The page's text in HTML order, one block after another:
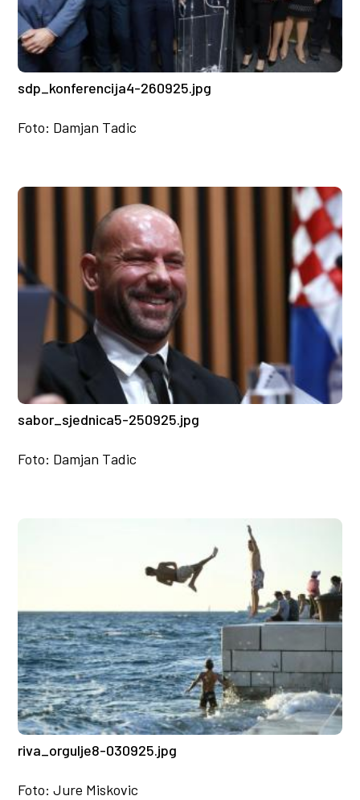
sdp_konferencija4-260925.jpg
Foto: Damjan Tadic
sabor_sjednica5-250925.jpg
Foto: Damjan Tadic
riva_orgulje8-030925.jpg
Foto: Jure Miskovic